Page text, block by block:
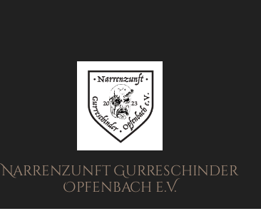
Narrenzunft Gurreschinder
Opfenbach e.V.